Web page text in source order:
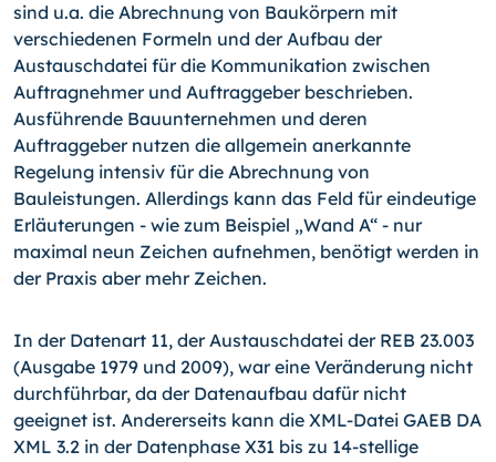
sind u.a. die Abrechnung von Baukörpern mit
verschiedenen Formeln und der Aufbau der
Austauschdatei für die Kommunikation zwischen
Auftragnehmer und Auftraggeber beschrieben.
Ausführende Bauunternehmen und deren
Auftraggeber nutzen die allgemein anerkannte
Regelung intensiv für die Abrechnung von
Bauleistungen. Allerdings kann das Feld für eindeutige
Erläuterungen - wie zum Beispiel „Wand A“ - nur
maximal neun Zeichen aufnehmen, benötigt werden in
der Praxis aber mehr Zeichen.
In der Datenart 11, der Austauschdatei der REB 23.003
(Ausgabe 1979 und 2009), war eine Veränderung nicht
durchführbar, da der Datenaufbau dafür nicht
geeignet ist. Andererseits kann die XML-Datei GAEB DA
XML 3.2 in der Datenphase X31 bis zu 14-stel­lige